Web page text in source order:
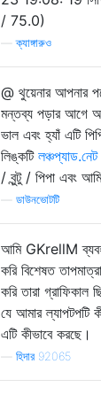
/ 75.0)
—ক্যাঙ্গারুও
@ থুয়েনার আপনার
মন্তব্য পড়ার আগে
ভাল এবং হ্যাঁ এটি
লিঙ্কটি লঞ্চপ্যাড.নেট
/ বুন্টু / পিপা এবং
ডাউনভোটটি
আমি GKrellM
করি বিশেষত
করি তারা গ্রাফিকাল
যে আমার ল্যাপটপটি
এটি কীভাবে করছে।
হিদার 92065